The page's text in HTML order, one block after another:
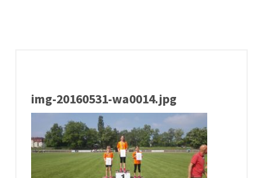
img-20160531-wa0014.jpg